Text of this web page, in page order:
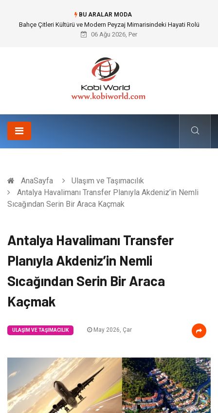
BU ARALAR MODA
Komple Tır Taşımacılığı İle Kesintisiz ve Güvenli Lojistik Çözümleri
06 Ağu 2026, Per
AnaSayfa
Ulaşım ve Taşımacılık
Antalya Havalimanı Transfer Planıyla Akdeniz’in Nemli
Sıcağından Serin Bir Araca Kaçmak
Antalya Havalimanı Transfer
Planıyla Akdeniz’in Nemli
Sıcağından Serin Bir Araca
Kaçmak
ULAŞIM VE TAŞIMACILIK May 2026, Çar